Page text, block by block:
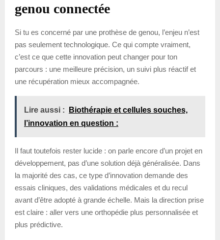
genou connectée
Si tu es concerné par une prothèse de genou, l’enjeu n’est
pas seulement technologique. Ce qui compte vraiment,
c’est ce que cette innovation peut changer pour ton
parcours : une meilleure précision, un suivi plus réactif et
une récupération mieux accompagnée.
Lire aussi :
Biothérapie et cellules souches,
l’innovation en question :
Il faut toutefois rester lucide : on parle encore d’un projet en
développement, pas d’une solution déjà généralisée. Dans
la majorité des cas, ce type d’innovation demande des
essais cliniques, des validations médicales et du recul
avant d’être adopté à grande échelle. Mais la direction prise
est claire : aller vers une orthopédie plus personnalisée et
plus prédictive.